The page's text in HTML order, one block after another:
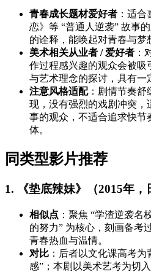
青春成长题材爱好者 ：适
恋》等 “普通人逆袭” 故事
的诠释，能唤起对青春与梦
美术相关从业者 / 爱好者 ：
作过程感兴趣的观众会被
与艺术理念的探讨，具有一
注意风格适配：剧情节奏舒
现，没有强烈的戏剧冲突，
事的观众，不适合追求快节
体。
同类型影片推荐
1. 《垫底辣妹》（2015年，
相似点 ：聚焦 “学渣逆袭名
的努力” 为核心，刻画备考
青春热血与温情。
对比 ：后者以文化课高考
感”；本剧以美术艺考为切